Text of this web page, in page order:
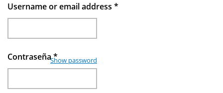
Username or email address *
Contraseña*
Show password